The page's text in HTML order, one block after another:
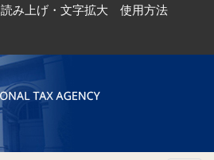
読み上げ・文字拡大 使用方法